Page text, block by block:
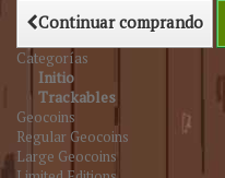
Continuar comprando
Categorías
Initio
Trackables
Geocoins
Regular Geocoins
Large Geocoins